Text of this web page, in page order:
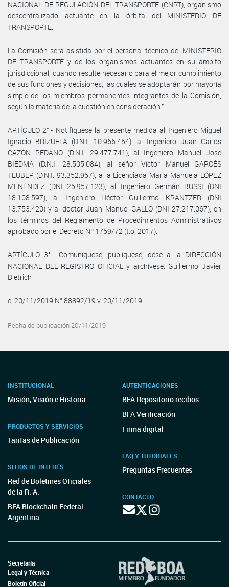
NACIONAL DE REGULACIÓN DEL TRANSPORTE (CNRT), organismo
descentralizado actuante en la órbita del MINISTERIO DE
TRANSPORTE.
La Comisión será asistida por el personal técnico del MINISTERIO
DE TRANSPORTE y de los organismos actuantes en su ámbito
jurisdiccional, cuando resulte necesario para el mejor cumplimiento
de sus funciones y decisiones, las cuales se adoptarán por mayoría
simple de los miembros permanentes integrantes de la Comisión,
según la materia de la cuestión en consideración.”
ARTÍCULO 2°.- Notifíquese la presente medida al Ingeniero Miguel
Ignacio BRIZUELA (D.N.I. 10.966.454), al Ingeniero Juan Carlos
CAZÓN PEDANO (D.N.I. 29.477.741), al Ingeniero Manuel José
BIEDMA (D.N.I. 28.505.084), al señor Víctor Manuel GARCÉS
TEUBER (D.N.I. 93.352.957), a la Licenciada María Manuela LÓPEZ
MENÉNDEZ (DNI 25.957.123), al Ingeniero Germán BUSSI (DNI
18.108.597), al Ingeniero Héctor Guillermo KRANTZER (DNI
13.753.420) y al doctor Juan Manuel GALLO (DNI 27.217.067), en
los términos del Reglamento de Procedimientos Administrativos
aprobado por el Decreto Nº 1759/72 (t.o. 2017).
ARTÍCULO 3°.- Comuníquese, publíquese, dése a la DIRECCIÓN
NACIONAL DEL REGISTRO OFICIAL y archívese. Guillermo Javier
Dietrich
e. 20/11/2019 N° 88892/19 v. 20/11/2019
Fecha de publicación 20/11/2019
INSTITUCIONAL
Misión, Visión e Historia
PRODUCTOS Y SERVICIOS
Tarifas de Publicación
SITIOS DE INTERÉS
Red de Boletines Oficiales
de la R. A.
BFA Blockchain Federal
Argentina
AUTENTICACIONES
BFA Repositorio recibos
BFA Verificación
Firma digital
FAQ Y TUTORIALES
Preguntas Frecuentes
CONTACTO
Secretaría
Legal y Técnica
Boletín Oficial